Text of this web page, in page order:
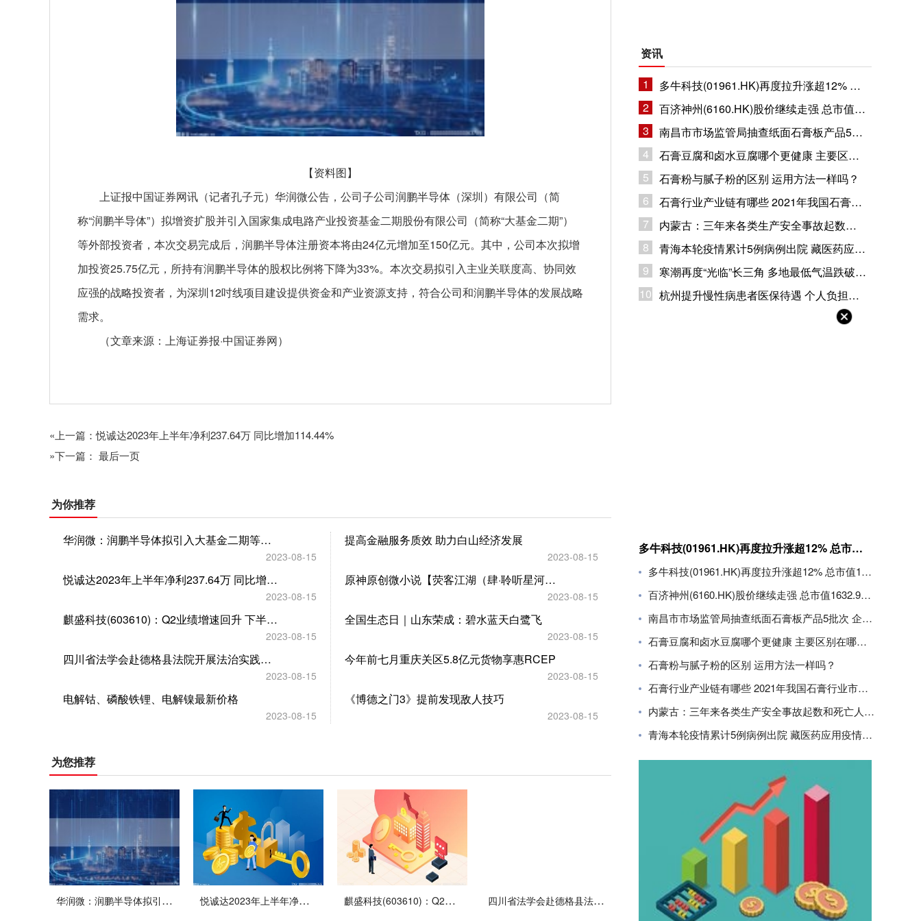
【资料图】
上证报中国证券网讯（记者孔子元）华润微公告，公司子公司润鹏半导体（深圳）有限公司（简
称“润鹏半导体”）拟增资扩股并引入国家集成电路产业投资基金二期股份有限公司（简称“大基金二期”）
等外部投资者，本次交易完成后，润鹏半导体注册资本将由24亿元增加至150亿元。其中，公司本次拟增
加投资25.75亿元，所持有润鹏半导体的股权比例将下降为33%。本次交易拟引入主业关联度高、协同效
应强的战略投资者，为深圳12吋线项目建设提供资金和产业资源支持，符合公司和润鹏半导体的发展战略
需求。
（文章来源：上海证券报·中国证券网）
«上一篇：悦诚达2023年上半年净利237.64万 同比增加114.44%
»下一篇： 最后一页
为你推荐
华润微：润鹏半导体拟引入大基金二期等外部投资者 助力深圳12吋线项目建设
2023-08-15
悦诚达2023年上半年净利237.64万 同比增加114.44%
2023-08-15
麒盛科技(603610)：Q2业绩增速回升 下半年持续改善可期
2023-08-15
四川省法学会赴德格县法院开展法治实践创新课题结项评审工作
2023-08-15
电解钴、磷酸铁锂、电解镍最新价格
2023-08-15
提高金融服务质效 助力白山经济发展
2023-08-15
原神原创微小说【荧客江湖（肆·聆听星河之音）】
2023-08-15
全国生态日｜山东荣成：碧水蓝天白鹭飞
2023-08-15
今年前七月重庆关区5.8亿元货物享惠RCEP
2023-08-15
《博德之门3》提前发现敌人技巧
2023-08-15
为您推荐
华润微：润鹏半导体拟引入大基金二期等外部投资者 助力深圳12吋线项目建设 悦诚达2023年上半年净利237.64万 同比增加114.44% 麒盛科技(603610)：Q2业绩增速回升 下半年持续改善可期 四川省法学会赴德格县法院开展法治实践创新课题结项评审工作
资讯
1
多牛科技(01961.HK)再度拉升涨超12% 总市值11.8亿港元
2
百济神州(6160.HK)股价继续走强 总市值1632.94亿港元
3
南昌市市场监管局抽查纸面石膏板产品5批次 企业合格率80%
4
石膏豆腐和卤水豆腐哪个更健康 主要区别在哪里？
5
石膏粉与腻子粉的区别 运用方法一样吗？
6
石膏行业产业链有哪些 2021年我国石膏行业市场现状分析
7
内蒙古：三年来各类生产安全事故起数和死亡人数同比下降
8
青海本轮疫情累计5例病例出院 藏医药应用疫情防控
9
寒潮再度“光临”长三角 多地最低气温跌破冰点
10
杭州提升慢性病患者医保待遇 个人负担部分纳入大病保险
多牛科技(01961.HK)再度拉升涨超12% 总市值11.8亿港元
多牛科技(01961.HK)再度拉升涨超12% 总市值11.8亿港元
百济神州(6160.HK)股价继续走强 总市值1632.94亿港元
南昌市市场监管局抽查纸面石膏板产品5批次 企业合格率80%
石膏豆腐和卤水豆腐哪个更健康 主要区别在哪里？
石膏粉与腻子粉的区别 运用方法一样吗？
石膏行业产业链有哪些 2021年我国石膏行业市场现状分析
内蒙古：三年来各类生产安全事故起数和死亡人数同比下降
青海本轮疫情累计5例病例出院 藏医药应用疫情防控